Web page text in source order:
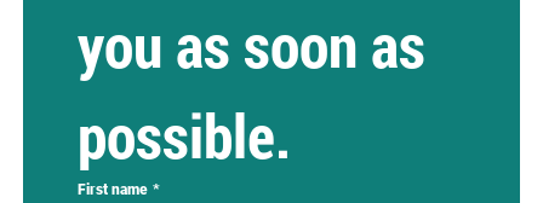
you as soon as
possible.
First name *